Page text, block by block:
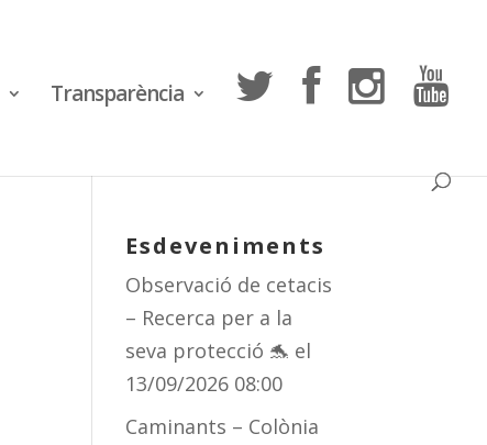
Transparència
Esdeveniments
Observació de cetacis
– Recerca per a la
seva protecció 🐬 el
13/09/2026 08:00
Caminants – Colònia